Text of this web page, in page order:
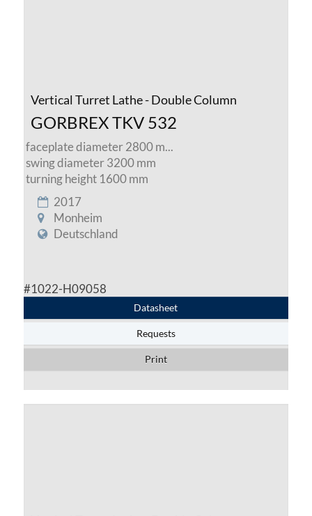
Vertical Turret Lathe - Double Column
GORBREX TKV 532
faceplate diameter 2800 m...
swing diameter 3200 mm
turning height 1600 mm
2017
Monheim
Deutschland
#1022-H09058
Datasheet
Requests
Print